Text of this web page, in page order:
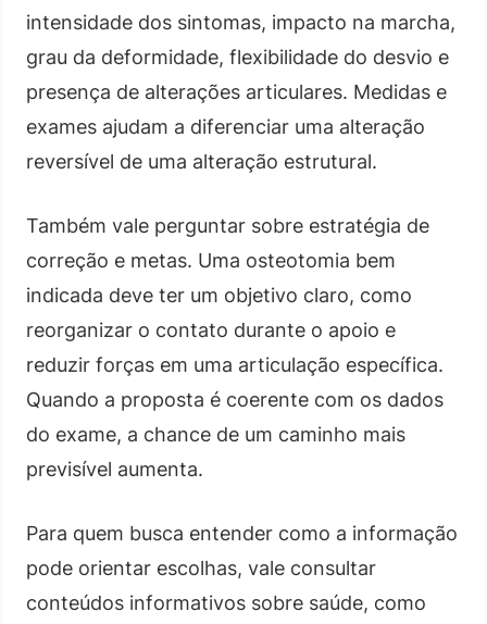
intensidade dos sintomas, impacto na marcha,
grau da deformidade, flexibilidade do desvio e
presença de alterações articulares. Medidas e
exames ajudam a diferenciar uma alteração
reversível de uma alteração estrutural.
Também vale perguntar sobre estratégia de
correção e metas. Uma osteotomia bem
indicada deve ter um objetivo claro, como
reorganizar o contato durante o apoio e
reduzir forças em uma articulação específica.
Quando a proposta é coerente com os dados
do exame, a chance de um caminho mais
previsível aumenta.
Para quem busca entender como a informação
pode orientar escolhas, vale consultar
conteúdos informativos sobre saúde, como